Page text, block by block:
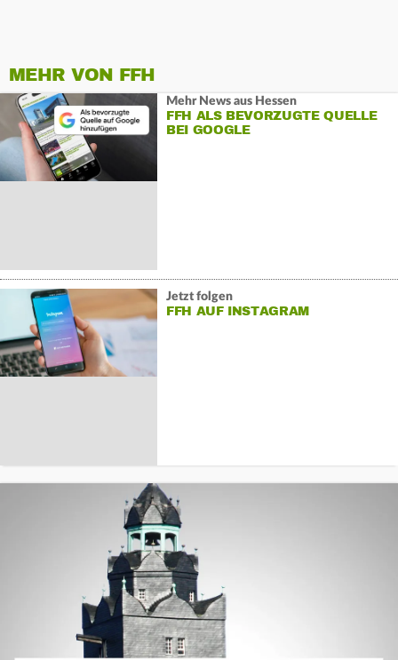
MEHR VON FFH
Mehr News aus Hessen
FFH ALS BEVORZUGTE QUELLE
BEI GOOGLE
Jetzt folgen
FFH AUF INSTAGRAM